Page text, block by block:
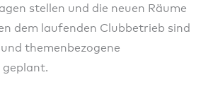
stellen und die neuen Räume
dem laufenden Clubbetrieb sind
themenbezogene